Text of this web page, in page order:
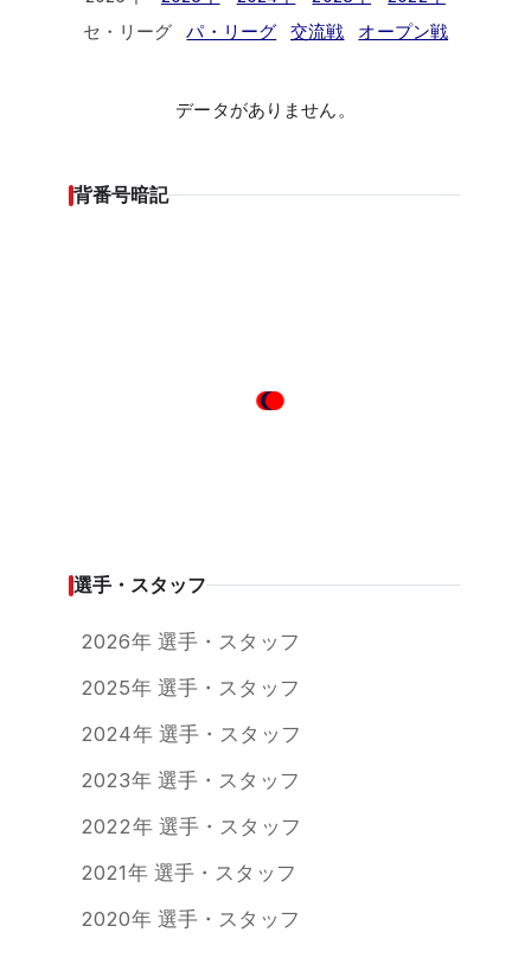
セ・リーグ
パ・リーグ 交流戦 オープン戦
データがありません。
背番号暗記
選手・スタッフ
2026年 選手・スタッフ
2025年 選手・スタッフ
2024年 選手・スタッフ
2023年 選手・スタッフ
2022年 選手・スタッフ
2021年 選手・スタッフ
2020年 選手・スタッフ